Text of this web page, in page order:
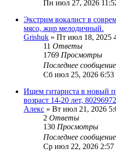
Пн июл 27, 2026
Экстрим вокалист в
мясо, жир мелодичный.
Grishuk » Пт июл 18, 2025
11 Ответы
1769 Просмотры
Последнее сообщение
Сб июл 25, 2026 6:53
Ищем гитариста в новый
возраст 14-20 лет,
Алекс » Вт июл 21, 2026
2 Ответы
130 Просмотры
Последнее сообщение
Ср июл 22, 2026 2:57